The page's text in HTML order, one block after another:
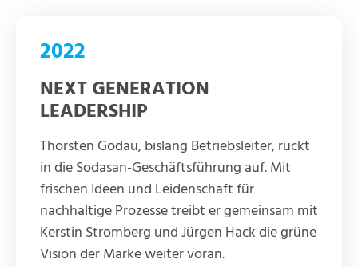
2022
NEXT GENERATION
LEADERSHIP
Thorsten Godau, bislang Betriebsleiter, rückt
in die Sodasan-Geschäftsführung auf. Mit
frischen Ideen und Leidenschaft für
nachhaltige Prozesse treibt er gemeinsam mit
Kerstin Stromberg und Jürgen Hack die grüne
Vision der Marke weiter voran.